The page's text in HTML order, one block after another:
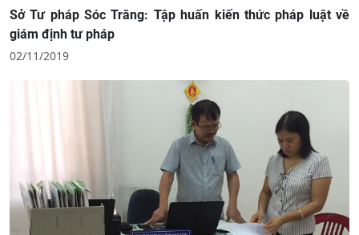
Sở Tư pháp Sóc Trăng: Tập huấn kiến thức pháp luật về
giám định tư pháp
02/11/2019